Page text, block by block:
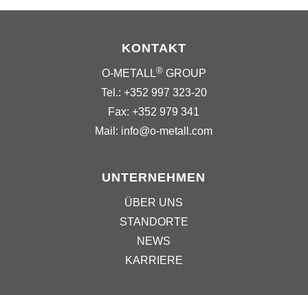
KONTAKT
O-METALL®GROUP
Tel.: +352 997 323-20
Fax: +352 979 341
Mail: info@o-metall.com
UNTERNEHMEN
ÜBER UNS
STANDORTE
NEWS
KARRIERE